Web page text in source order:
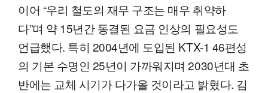
이어 “우리 철도의 재무 구조는 매우 취약하
다”며 약 15년간 동결된 요금 인상의 필요성도
언급했다. 특히 2004년에 도입된 KTX-1 46편성
의 기본 수명인 25년이 가까워지며 2030년대 초
반에는 교체 시기가 다가올 것이라고 밝혔다. 김